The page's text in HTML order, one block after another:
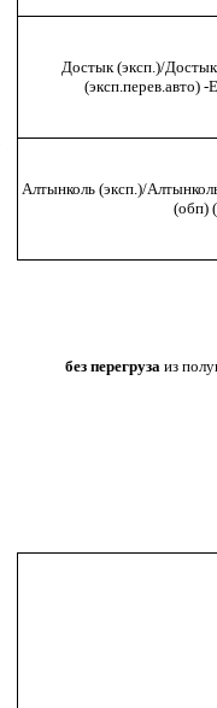
Достык (эксп.)/
(эксп.перев.авто)
Алтынколь (эксп.)/
(обп)
без перегруза из